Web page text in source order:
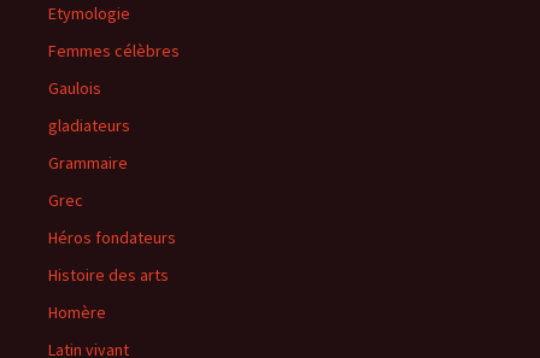
Etymologie
Femmes célèbres
Gaulois
gladiateurs
Grammaire
Grec
Héros fondateurs
Histoire des arts
Homère
Latin vivant